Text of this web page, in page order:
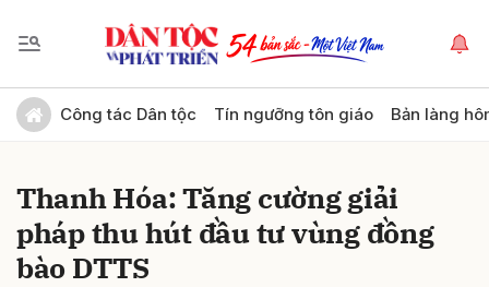
Công tác Dân tộc Tín ngưỡng tôn giáo Bản làng
Thanh Hóa: Tăng cường giải
pháp thu hút đầu tư vùng đồng
bào DTTS
Gửi bình luận